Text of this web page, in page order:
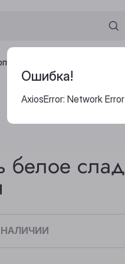
клиентам
белое
НАЛИЧИИ
Ошибка!
AxiosError: Network Error